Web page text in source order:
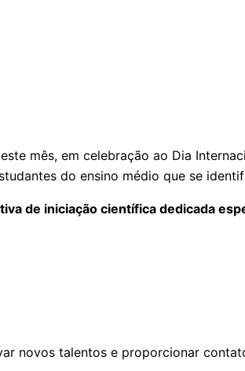
mês, em celebração ao Dia
do ensino médio que se
de iniciação científica dedicada
novos talentos e proporcionar